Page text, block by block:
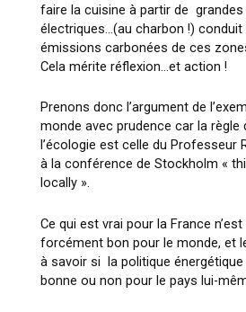
faire la cuisine à partir de
électriques…(au charbon !) conduit
émissions carbonées de ces
Cela mérite réflexion…et action !
Prenons donc l’argument de
monde avec prudence car la règle
l’écologie est celle du Professeur
à la conférence de Stockholm «
locally ».
Ce qui est vrai pour la France
forcément bon pour le monde, et
à savoir si la politique
bonne ou non pour le pays lui-